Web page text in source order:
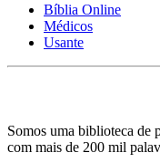
Bíblia Online
Médicos
Usante
Somos uma biblioteca de
com mais de 200 mil